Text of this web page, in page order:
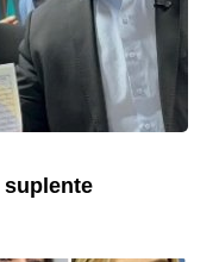
suplente